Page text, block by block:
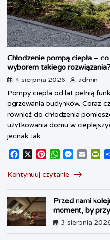
Chłodzenie pompą ciepła –
wyborem takiego rozwiązania?
4 sierpnia 2026
admin
Pompy ciepła od lat pełnią
ogrzewania budynków. Coraz
również do chłodzenia
użytkowania domu w
jednak tak…
c
b
o
o
k
X
n
e
t
W
a
s
A
p
p
M
s
e
n
g
e
r
l
t
F
r
i
e
Kontynuuj czytanie
Przed nami
moment, by
temperatury
3 sierpnia